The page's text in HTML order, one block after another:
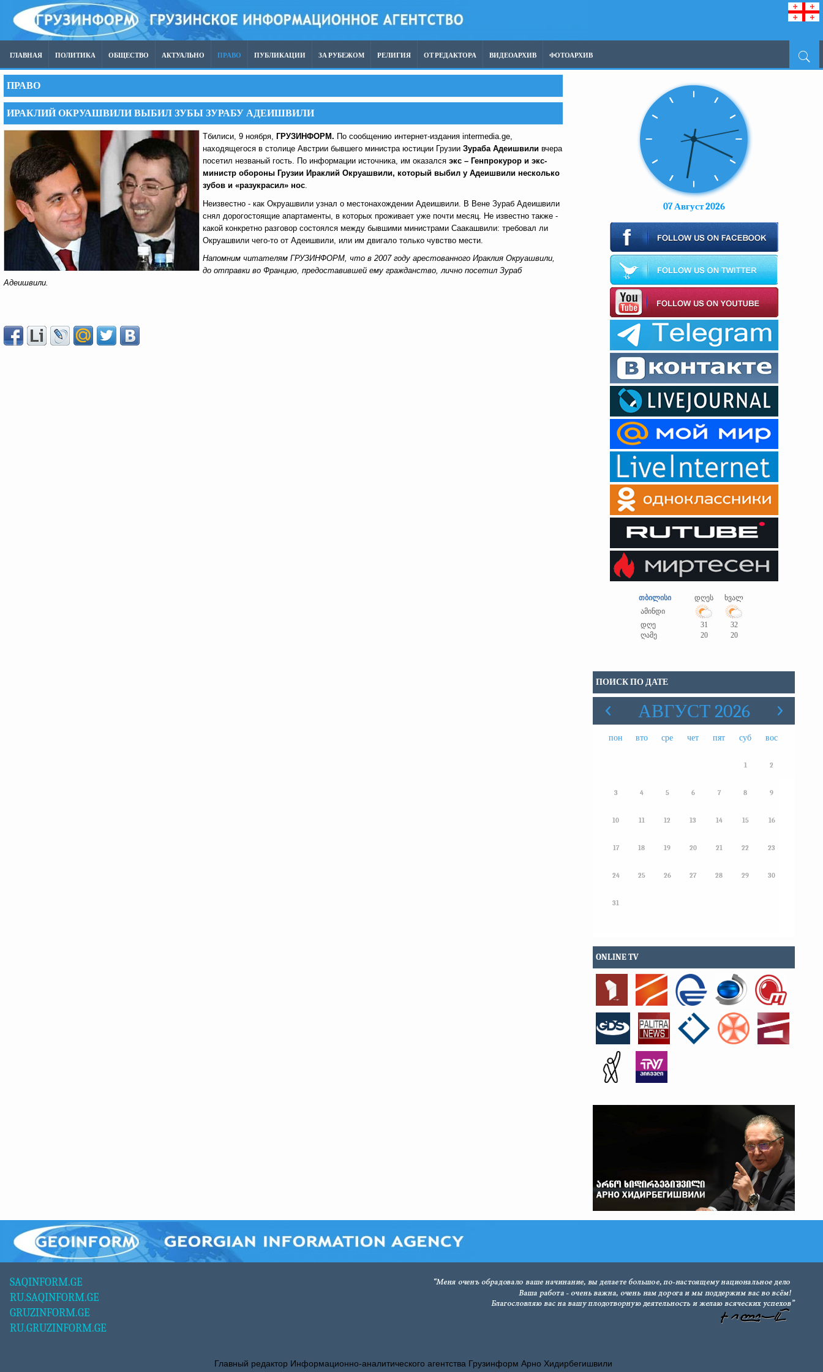
ГЛАВНАЯ ПОЛИТИКА ОБЩЕСТВО АКТУАЛЬНО ПРАВО ПУБЛИКАЦИИ ЗА РУБЕЖОМ РЕЛИГИЯ ОТ РЕДАКТОРА ВИДЕОАРХИВ ФОТОАРХИВ
ПРАВО
ИРАКЛИЙ ОКРУАШВИЛИ ВЫБИЛ ЗУБЫ ЗУРАБУ АДЕИШВИЛИ
Тбилиси, 9 ноября, ГРУЗИНФОРМ. По сообщению интернет-издания intermedia.ge,
находящегося в столице Австрии бывшего министра юстиции Грузии Зураба Адеишвили вчера
посетил незваный гость. По информации источника, им оказался экс – Генпрокурор и экс-
министр обороны Грузии Ираклий Окруашвили, который выбил у Адеишвили несколько
зубов и «разукрасил» нос.
Неизвестно - как Окруашвили узнал о местонахождении Адеишвили. В Вене Зураб Адеишвили
снял дорогостоящие апартаменты, в которых проживает уже почти месяц. Не известно также -
какой конкретно разговор состоялся между бывшими министрами Саакашвили: требовал ли
Окруашвили чего-то от Адеишвили, или им двигало только чувство мести.
Напомним читателям ГРУЗИНФОРМ, что в 2007 году арестованного Ираклия Окруашвили,
до отправки во Францию, предоставившей ему гражданство, лично посетил Зураб
Адеишвили.
07 Август 2026
თბილისი დღეს
ხვალ
ამინდი
დღე
31
32
ღამე
20 20
ПОИСК ПО ДАТЕ
АВГУСТ 2026
пон вто сре чет пят суб вос
1 2
3 4 5 6 7 8 9
10 11 12 13 14 15 16
17 18 19 20 21 22 23
24 25 26 27 28 29 30
31
ONLINE TV
SAQINFORM.GE
RU.SAQINFORM.GE
GRUZINFORM.GE
RU.GRUZINFORM.GE
Главный редактор Информационно-аналитического агентства Грузинформ Арно Хидирбегишвили